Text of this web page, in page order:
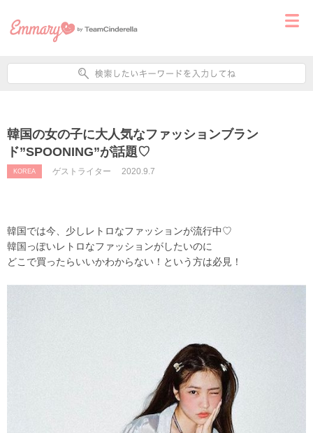
韓国の女の子に大人気なファッションブラン
ド”SPOONING”が話題♡
KOREA ゲストライター 2020.9.7
韓国では今、少しレトロなファッションが流行中♡
韓国っぽいレトロなファッションがしたいのに
どこで買ったらいいかわからない！という方は必見！